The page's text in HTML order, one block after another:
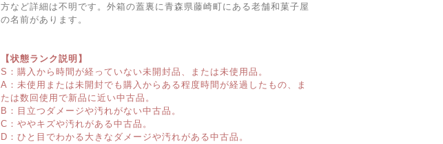
方など詳細は不明です。外箱の蓋裏に青森県藤崎町にある老舗和菓子屋
の名前があります。
【状態ランク説明】
S：購入から時間が経っていない未開封品、または未使用品。
A：未使用または未開封でも購入からある程度時間が経過したもの、ま
たは数回使用で新品に近い中古品。
B：目立つダメージや汚れがない中古品。
C：ややキズや汚れがある中古品。
D：ひと目でわかる大きなダメージや汚れがある中古品。